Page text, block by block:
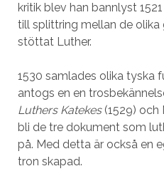
kritik blev han bannlyst
till splittring mellan de olika
stöttat Luther.
1530 samlades olika tyska
antogs en en
Luthers Katekes(1529) och
bli de tre dokument som
på. Med detta är också en
tron skapad.